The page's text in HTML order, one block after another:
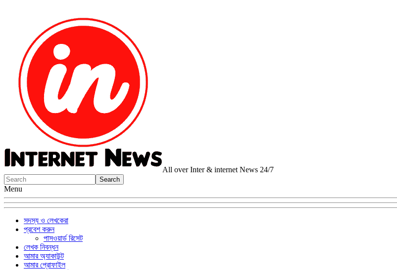
All over Inter & internet News 24/7
Menu
সদস্য ও লেখকেরা
প্রবেশ করুন
পাসওয়ার্ড রিসেট
লেখক নিবন্ধন
আমার অ্যাকাউন্ট
আমার প্রোফাইল